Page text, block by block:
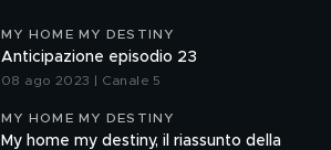
MY HOME MY DESTINY
Anticipazione episodio 23
08 ago 2023 | Canale 5
MY HOME MY DESTINY
My home my destiny, il riassunto della